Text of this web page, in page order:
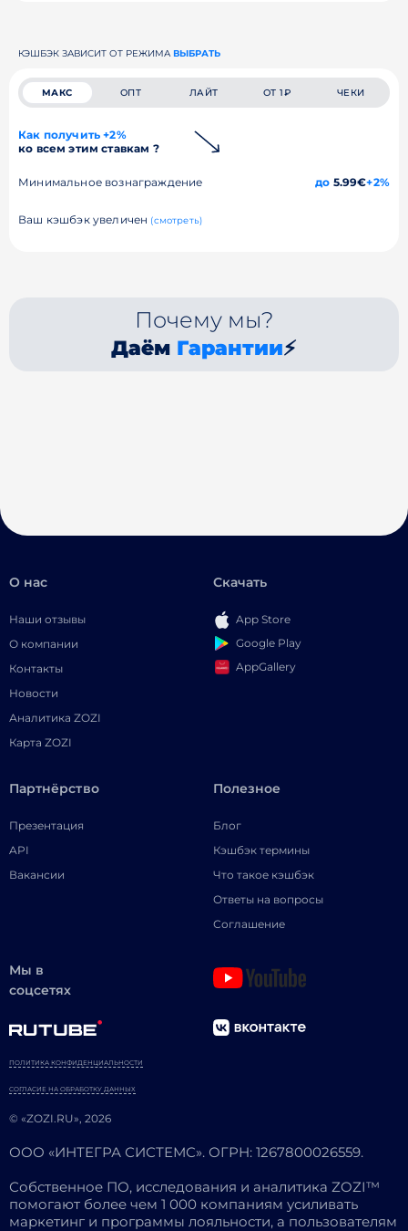
КЭШБЭК ЗАВИСИТ ОТ РЕЖИМА ВЫБРАТЬ
МАКС ОПТ ЛАЙТ ОТ 1₽ ЧЕКИ
Как получить +2%
ко всем этим ставкам ?
Минимальное вознаграждение до 5.99€+2%
Ваш кэшбэк увеличен (смотреть)
Почему мы?
Даём Гарантии⚡
О нас
Наши отзывы
О компании
Контакты
Новости
Аналитика ZOZI
Карта ZOZI
Скачать
App Store
Google Play
AppGallery
Партнёрство
Презентация
API
Вакансии
Полезное
Блог
Кэшбэк термины
Что такое кэшбэк
Ответы на вопросы
Соглашение
Мы в
соцсетях
© «ZOZI.RU», 2026
ПОЛИТИКА КОНФИДЕНЦИАЛЬНОСТИ
СОГЛАСИЕ НА ОБРАБОТКУ ДАННЫХ
ООО «ИНТЕГРА СИСТЕМС». ОГРН: 1267800026559.
Собственное ПО, исследования и аналитика ZOZI™
помогают более чем 1 000 компаниям усиливать
маркетинг и программы лояльности, а пользователям